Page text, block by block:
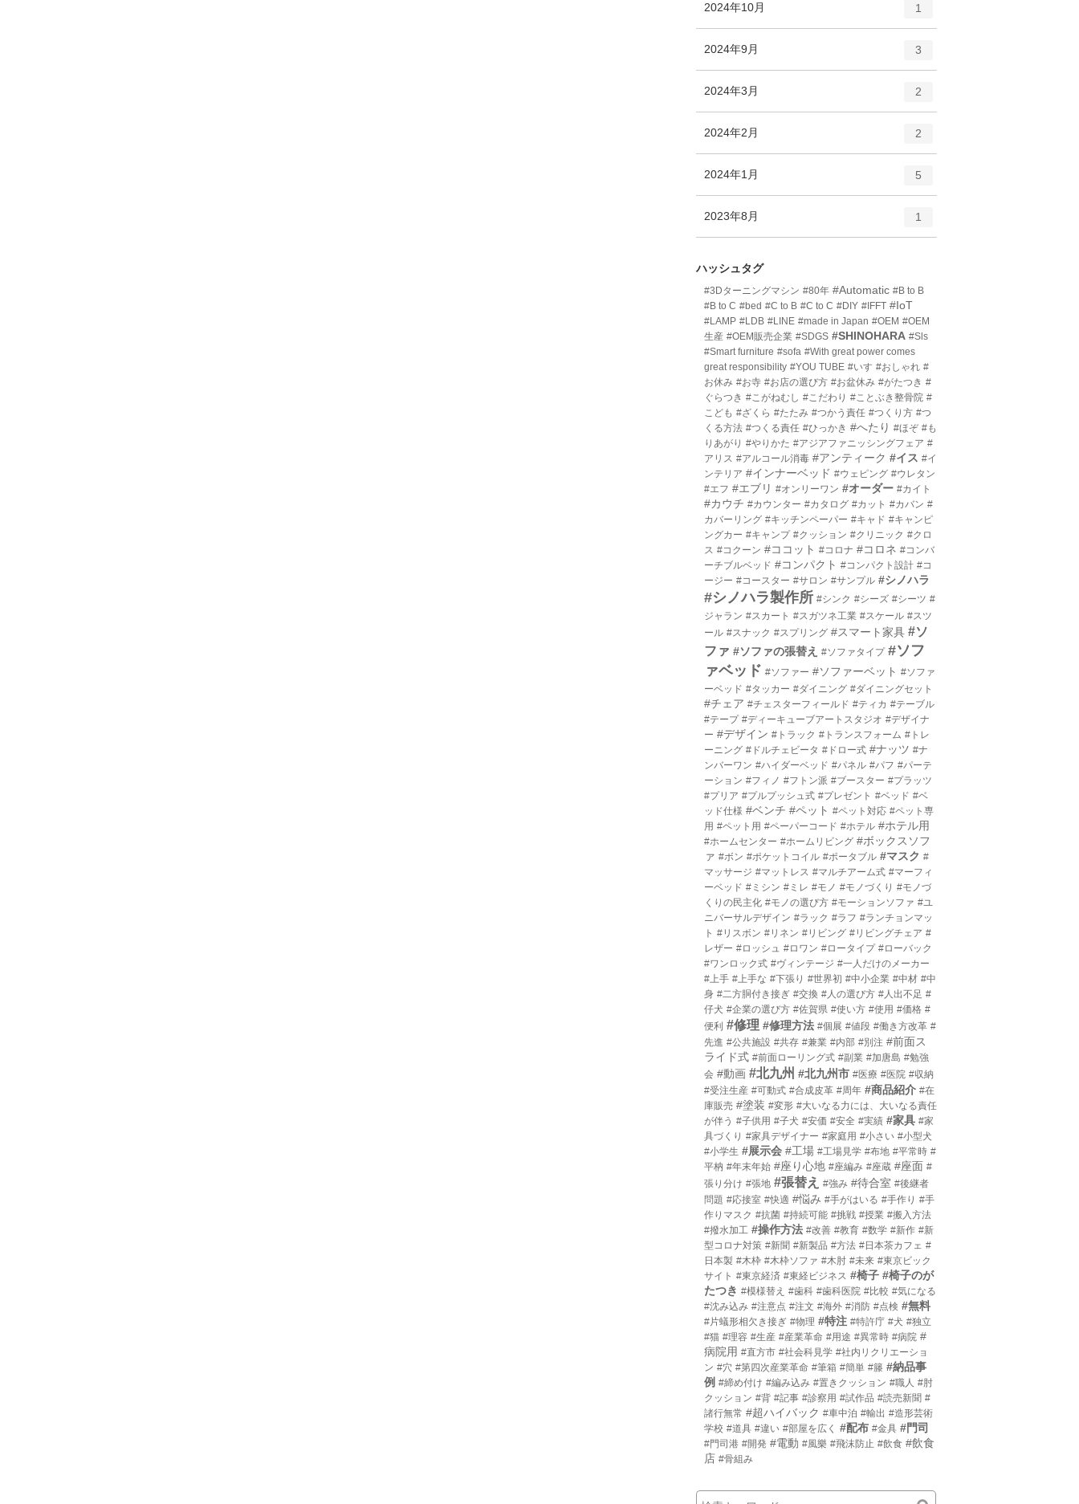
数
リ
ー
2024年10月
ー
1
2024年9月
ー
3
2024年3月
ー
2
2024年2月
ー
2
2024年1月
ー
5
2023年8月
リ
数
1
ハッシュタグ
#3Dターニングマシン #80年 #Automatic #B to B
#B to C #bed #C to B #C to C #DIY #IFFT #IoT
#LAMP #LDB #LINE #made in Japan #OEM #OEM
生産 #OEM販売企業 #SDGS #SHINOHARA #Sls
#Smart furniture #sofa #With great power comes
great responsibility #YOU TUBE #いす #おしゃれ #
お休み #お寺 #お店の選び方 #お盆休み #がたつき #
ぐらつき #こがねむし #こだわり #ことぶき整骨院 #
こども #ざくら #たたみ #つかう責任 #つくり方 #つ
くる方法 #つくる責任 #ひっかき #へたり #ほぞ #も
りあがり #やりかた #アジアファニッシングフェア #
アリス #アルコール消毒 #アンティーク #イス #イ
ンテリア #インナーベッド #ウェピング #ウレタン
#エフ #エブリ #オンリーワン #オーダー #カイト
#カウチ #カウンター #カタログ #カット #カバン #
カバーリング #キッチンペーパー #キャド #キャンピ
ングカー #キャンプ #クッション #クリニック #クロ
ス #コクーン #ココット #コロナ #コロネ #コンバ
ーチブルベッド #コンパクト #コンパクト設計 #コ
ージー #コースター #サロン #サンプル #シノハラ
#シノハラ製作所 #シンク #シーズ #シーツ #
ジャラン #スカート #スガツネ工業 #スケール #スツ
ール #スナック #スプリング #スマート家具 #ソ
ファ #ソファの張替え #ソファタイプ #ソフ
ァベッド #ソファー #ソファーベット #ソファ
ーベッド #タッカー #ダイニング #ダイニングセット
#チェア #チェスターフィールド #ティカ #テーブル
#テープ #ディーキューブアートスタジオ #デザイナ
ー #デザイン #トラック #トランスフォーム #トレ
ーニング #ドルチェビータ #ドロー式 #ナッツ #ナ
ンバーワン #ハイダーベッド #パネル #パフ #パーテ
ーション #フィノ #フトン派 #ブースター #プラッツ
#プリア #プルプッシュ式 #プレゼント #ベッド #ベ
ッド仕様 #ベンチ #ペット #ペット対応 #ペット専
用 #ペット用 #ペーパーコード #ホテル #ホテル用
#ホームセンター #ホームリビング #ボックスソフ
ァ #ボン #ポケットコイル #ポータブル #マスク #
マッサージ #マットレス #マルチアーム式 #マーフィ
ーベッド #ミシン #ミレ #モノ #モノづくり #モノづ
くりの民主化 #モノの選び方 #モーションソファ #ユ
ニバーサルデザイン #ラック #ラフ #ランチョンマッ
ト #リスボン #リネン #リビング #リビングチェア #
レザー #ロッシュ #ロワン #ロータイプ #ローバック
#ワンロック式 #ヴィンテージ #一人だけのメーカー
#上手 #上手な #下張り #世界初 #中小企業 #中材 #中
身 #二方胴付き接ぎ #交換 #人の選び方 #人出不足 #
仔犬 #企業の選び方 #佐賀県 #使い方 #使用 #価格 #
便利 #修理 #修理方法 #個展 #値段 #働き方改革 #
先進 #公共施設 #共存 #兼業 #内部 #別注 #前面ス
ライド式 #前面ローリング式 #副業 #加唐島 #勉強
会 #動画 #北九州 #北九州市 #医療 #医院 #収納
#受注生産 #可動式 #合成皮革 #周年 #商品紹介 #在
庫販売 #塗装 #変形 #大いなる力には、大いなる責任
が伴う #子供用 #子犬 #安価 #安全 #実績 #家具 #家
具づくり #家具デザイナー #家庭用 #小さい #小型犬
#小学生 #展示会 #工場 #工場見学 #布地 #平常時 #
平枘 #年末年始 #座り心地 #座編み #座蔵 #座面 #
張り分け #張地 #張替え #強み #待合室 #後継者
問題 #応接室 #快適 #悩み #手がはいる #手作り #手
作りマスク #抗菌 #持続可能 #挑戦 #授業 #搬入方法
#撥水加工 #操作方法 #改善 #教育 #数学 #新作 #新
型コロナ対策 #新聞 #新製品 #方法 #日本茶カフェ #
日本製 #木枠 #木枠ソファ #木肘 #未来 #東京ビック
サイト #東京経済 #東経ビジネス #椅子 #椅子のが
たつき #模様替え #歯科 #歯科医院 #比較 #気になる
#沈み込み #注意点 #注文 #海外 #消防 #点検 #無料
#片蟻形相欠き接ぎ #物理 #特注 #特許庁 #犬 #独立
#猫 #理容 #生産 #産業革命 #用途 #異常時 #病院 #
病院用 #直方市 #社会科見学 #社内リクリエーショ
ン #穴 #第四次産業革命 #筆箱 #簡単 #籐 #納品事
例 #締め付け #編み込み #置きクッション #職人 #肘
クッション #背 #記事 #診察用 #試作品 #読売新聞 #
諸行無常 #超ハイバック #車中泊 #輸出 #造形芸術
学校 #道具 #違い #部屋を広く #配布 #金具 #門司
#門司港 #開発 #電動 #風樂 #飛沫防止 #飲食 #飲食
店 #骨組み